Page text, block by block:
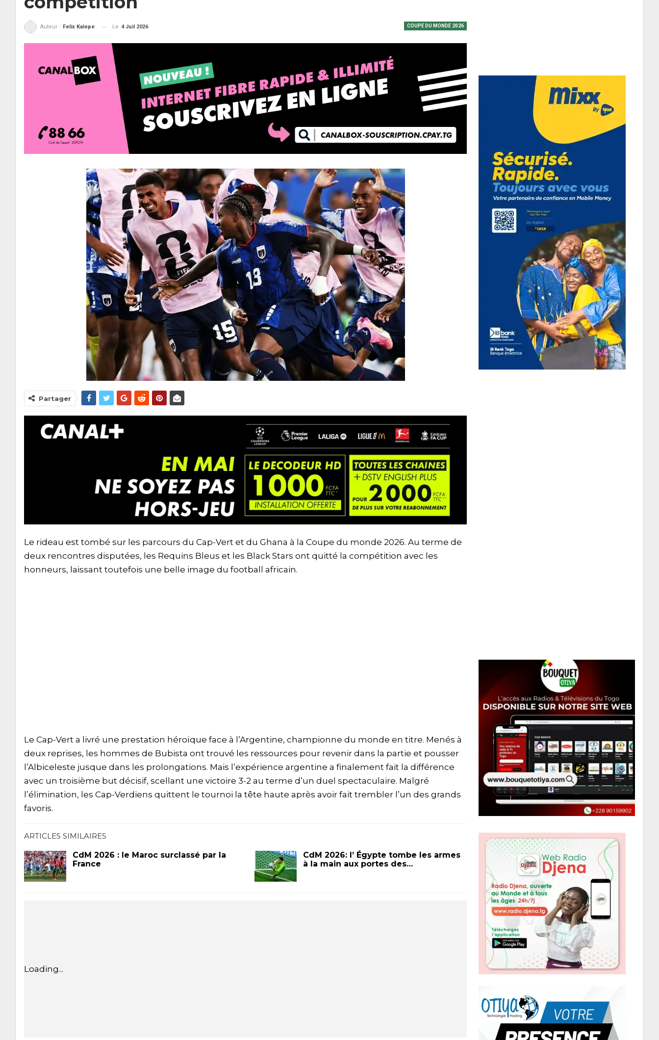
COUPE DU MONDE 2026
Auteur : Felix Kalepe Le 4 Juil 2026
Partager
Le rideau est tombé sur les parcours du Cap-Vert et du Ghana à la Coupe du monde 2026. Au terme de
deux rencontres disputées, les Requins Bleus et les Black Stars ont quitté la compétition avec les
honneurs, laissant toutefois une belle image du football africain.
Le Cap-Vert a livré une prestation héroïque face à l’Argentine, championne du monde en titre. Menés à
deux reprises, les hommes de Bubista ont trouvé les ressources pour revenir dans la partie et pousser
l’Albiceleste jusque dans les prolongations. Mais l’expérience argentine a finalement fait la différence
avec un troisième but décisif, scellant une victoire 3-2 au terme d’un duel spectaculaire. Malgré
l’élimination, les Cap-Verdiens quittent le tournoi la tête haute après avoir fait trembler l’un des grands
favoris.
ARTICLES SIMILAIRES
CdM 2026 : le Maroc surclassé par la
France
CdM 2026: l’ Égypte tombe les armes
à la main aux portes des…
Loading...